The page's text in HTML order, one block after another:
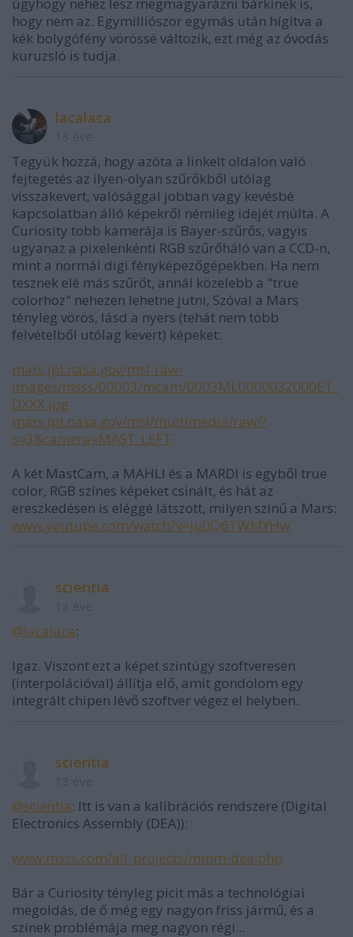
hogy nem az. Egymilliószor egymás után hígítva a
kék bolygófény vörössé változik, ezt még az óvodás
kuruzsló is tudja.
lacalaca
Tegyük hozzá, hogy azóta a linkelt oldalon való
fejtegetés az ilyen-olyan szűrőkből utólag
visszakevert, valósággal jobban vagy kevésbé
kapcsolatban álló képekről némileg idejét múlta. A
Curiosity több kamerája is Bayer-szűrős, vagyis
ugyanaz a pixelenkénti RGB szűrőháló van a CCD-n,
mint a normál digi fényképezőgépekben. Ha nem
tesznek elé más szűrőt, annál közelebb a "true
colorhoz" nehezen lehetne jutni, Szóval a Mars
tényleg vörös, lásd a nyers (tehát nem több
felvételből utólag kevert) képeket:
mars.jpl.nasa.gov/msl-raw-
images/msss/00003/mcam/0003ML0000032000E1_
DXXX.jpg
mars.jpl.nasa.gov/msl/multimedia/raw/?
s=3&camera=MAST_LEFT
A két MastCam, a MAHLI és a MARDI is egyből true
color, RGB színes képeket csinált, és hát az
ereszkedésen is eléggé látszott, milyen színű a Mars:
www.youtube.com/watch?v=ju0Q6TWMYHw
scientia
@lacalaca:
Igaz. Viszont ezt a képet szintúgy szoftveresen
(interpolációval) állítja elő, amit gondolom egy
integrált chipen lévő szoftver végez el helyben.
scientia
@scientia: Itt is van a kalibrációs rendszere (Digital
Electronics Assembly (DEA)):
www.msss.com/all_projects/mmm-dea.php
Bár a Curiosity tényleg picit más a technológiai
megoldás, de ő még egy nagyon friss jármű, és a
színek problémája meg nagyon régi...